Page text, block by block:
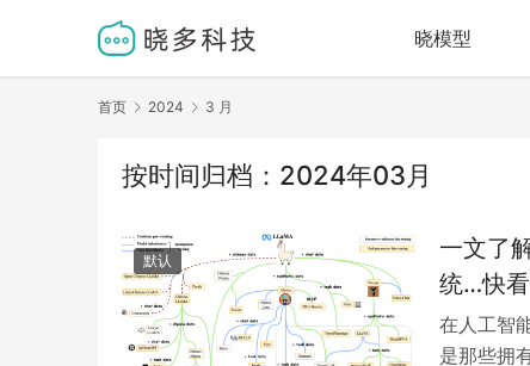
晓模型
首页 2024 3 月
按时间归档：2024年03月
默认
一文了
统…快看
在人工智
是那些拥